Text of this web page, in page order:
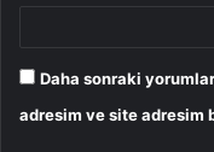
Daha sonraki
adresim ve site adresim